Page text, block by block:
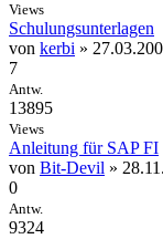
Views
Schulungsunterlagen
von kerbi »
7
Antw.
13895
Views
Anleitung für SAP FI
von Bit-Devil »
0
Antw.
9324